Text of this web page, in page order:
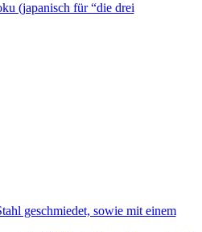
(japanisch für “die drei
geschmiedet, sowie mit einem